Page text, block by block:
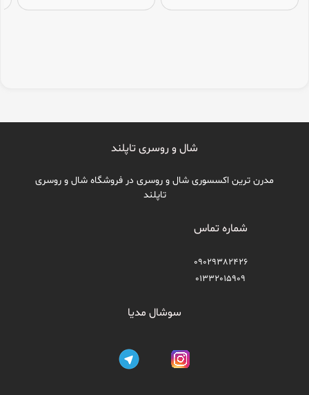
شال و روسری تاپلند
مدرن ترین اکسسوری شال و روسری در فروشگاه شال و روسری
تاپلند
شماره تماس
09029382426
01332015909
سوشال مدیا